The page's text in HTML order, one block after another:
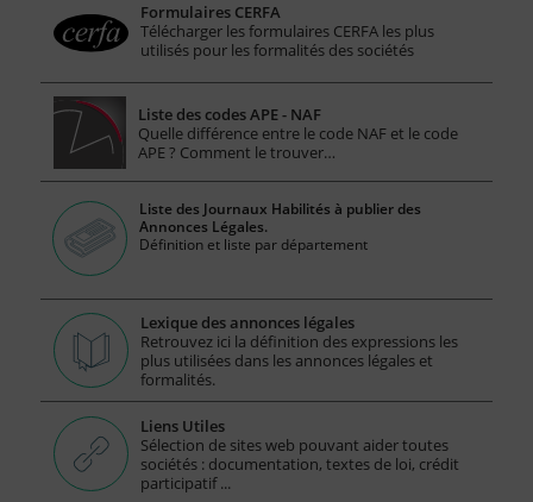
Formulaires CERFA
Télécharger les formulaires CERFA les plus
utilisés pour les formalités des sociétés
Liste des codes APE - NAF
Quelle différence entre le code NAF et le code
APE ? Comment le trouver…
Liste des Journaux Habilités à publier des
Annonces Légales.
Définition et liste par département
Lexique des annonces légales
Retrouvez ici la définition des expressions les
plus utilisées dans les annonces légales et
formalités.
Liens Utiles
Sélection de sites web pouvant aider toutes
sociétés : documentation, textes de loi, crédit
participatif ...